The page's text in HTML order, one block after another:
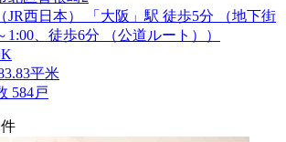
JR西日本） 「大阪」駅 徒歩5分 （地下街
1:00、徒歩6分 （公道ルート））
平米
584戸